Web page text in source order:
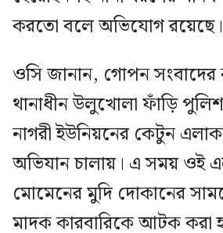
করতো বলে অভিযোগ রয়েছে।
ওসি জানান, গোপন সংবাদের
থানাধীন উলুখোলা ফাঁড়ি
নাগরী ইউনিয়নের কেটুন
অভিযান চালায়। এ সময় ওই
মোমেনের মুদি দোকানের
মাদক কারবারিকে আটক করা